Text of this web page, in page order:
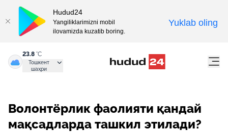
23.8 °C
Тошкент
шаҳри
Волонтёрлик фаолияти қандай
мақсадларда ташкил этилади?
Hudud24
Yangiliklarimizni mobil
ilovamizda kuzatib boring.
Yuklab oling